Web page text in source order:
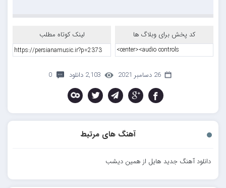
کد پخش برای وبلاگ ها لینک کوتاه مطلب
26 دسامبر 2021 2,103 دانلود 0
آهنگ های مرتبط
دانلود آهنگ جدید هایل از همین دیشب